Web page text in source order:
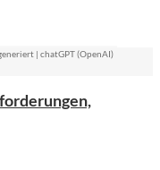
| chatGPT (OpenAI)